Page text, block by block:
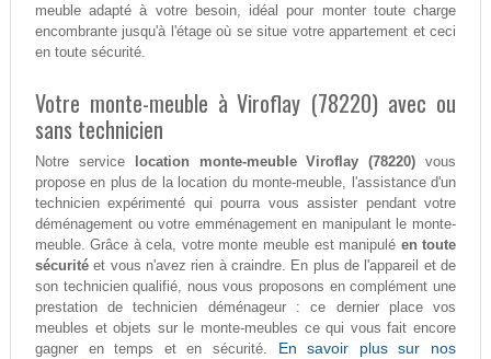
meuble adapté à votre besoin, idéal pour monter toute charge
encombrante jusqu'à l'étage où se situe votre appartement et ceci
en toute sécurité.
Votre monte-meuble à Viroflay (78220) avec ou
sans technicien
Notre service location monte-meuble Viroflay (78220) vous
propose en plus de la location du monte-meuble, l'assistance d'un
technicien expérimenté qui pourra vous assister pendant votre
déménagement ou votre emménagement en manipulant le monte-
meuble. Grâce à cela, votre monte meuble est manipulé en toute
sécuritéet vous n'avez rien à craindre. En plus de l'appareil et de
son technicien qualifié, nous vous proposons en complément une
prestation de technicien déménageur : ce dernier place vos
meubles et objets sur le monte-meubles ce qui vous fait encore
gagner en temps et en sécurité. En savoir plus sur nos